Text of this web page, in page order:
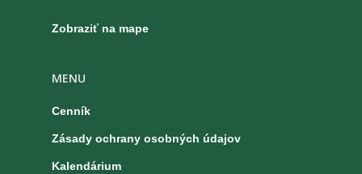
Zobraziť na mape
MENU
Cenník
Zásady ochrany osobných údajov
Kalendárium